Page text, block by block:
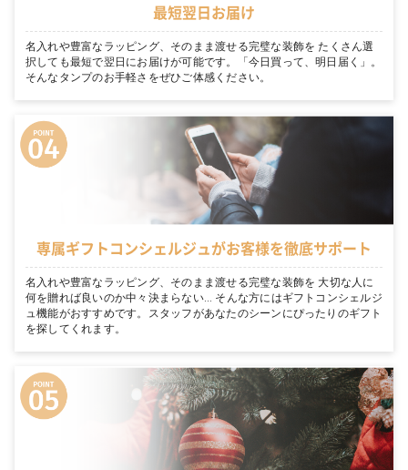
最短翌日お届け
名入れや豊富なラッピング、そのまま渡せる完璧な装飾を たくさん選
択しても最短で翌日にお届けが可能です。「今日買って、明日届く」。
そんなタンプのお手軽さをぜひご体感ください。
専属ギフトコンシェルジュがお客様を徹底サポート
名入れや豊富なラッピング、そのまま渡せる完璧な装飾を 大切な人に
何を贈れば良いのか中々決まらない… そんな方にはギフトコンシェルジ
ュ機能がおすすめです。スタッフがあなたのシーンにぴったりのギフト
を探してくれます。